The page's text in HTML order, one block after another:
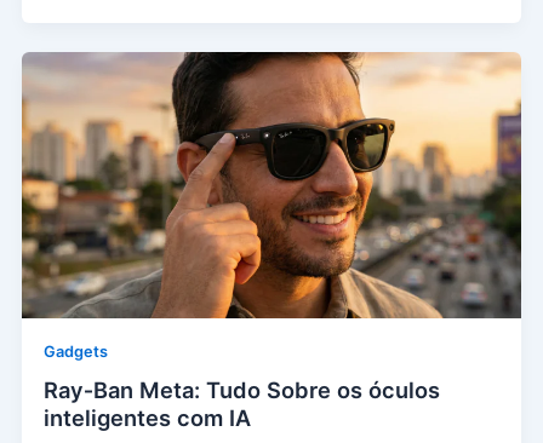
Gadgets
Ray‑Ban Meta: Tudo Sobre os óculos
inteligentes com IA